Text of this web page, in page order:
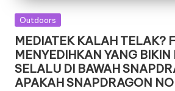
Posted
Outdoors
MEDIATEK KALAH TELAK?
MENYEDIHKAN YANG BIKIN
SELALU DI BAWAH
APAKAH SNAPDRAGON